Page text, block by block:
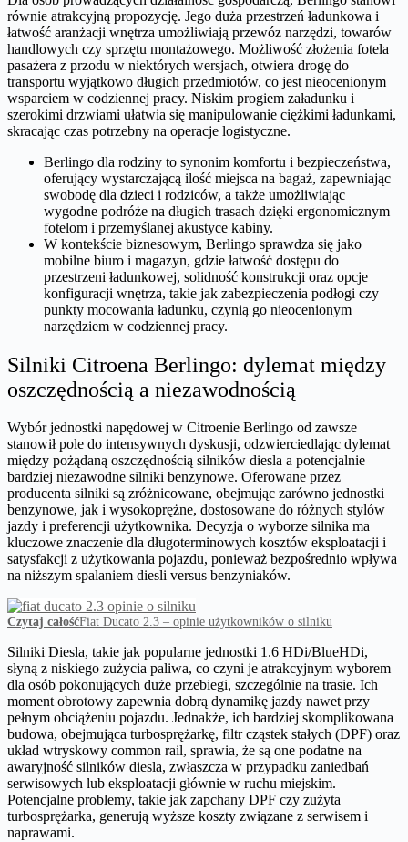
równie atrakcyjną propozycję. Jego duża przestrzeń ładunkowa i
łatwość aranżacji wnętrza umożliwiają przewóz narzędzi, towarów
handlowych czy sprzętu montażowego. Możliwość złożenia fotela
pasażera z przodu w niektórych wersjach, otwiera drogę do
transportu wyjątkowo długich przedmiotów, co jest nieocenionym
wsparciem w codziennej pracy. Niskim progiem załadunku i
szerokimi drzwiami ułatwia się manipulowanie ciężkimi ładunkami,
skracając czas potrzebny na operacje logistyczne.
Berlingo dla rodziny to synonim komfortu i bezpieczeństwa,
oferujący wystarczającą ilość miejsca na bagaż, zapewniając
swobodę dla dzieci i rodziców, a także umożliwiając
wygodne podróże na długich trasach dzięki ergonomicznym
fotelom i przemyślanej akustyce kabiny.
W kontekście biznesowym, Berlingo sprawdza się jako
mobilne biuro i magazyn, gdzie łatwość dostępu do
przestrzeni ładunkowej, solidność konstrukcji oraz opcje
konfiguracji wnętrza, takie jak zabezpieczenia podłogi czy
punkty mocowania ładunku, czynią go nieocenionym
narzędziem w codziennej pracy.
Silniki Citroena Berlingo: dylemat między
oszczędnością a niezawodnością
Wybór jednostki napędowej w Citroenie Berlingo od zawsze
stanowił pole do intensywnych dyskusji, odzwierciedlając dylemat
między pożądaną oszczędnością silników diesla a potencjalnie
bardziej niezawodne silniki benzynowe. Oferowane przez
producenta silniki są zróżnicowane, obejmując zarówno jednostki
benzynowe, jak i wysokoprężne, dostosowane do różnych stylów
jazdy i preferencji użytkownika. Decyzja o wyborze silnika ma
kluczowe znaczenie dla długoterminowych kosztów eksploatacji i
satysfakcji z użytkowania pojazdu, ponieważ bezpośrednio wpływa
na niższym spalaniem diesli versus benzyniaków.
Czytaj całośćFiat Ducato 2.3 – opinie użytkowników o silniku
Silniki Diesla, takie jak popularne jednostki 1.6 HDi/BlueHDi,
słyną z niskiego zużycia paliwa, co czyni je atrakcyjnym wyborem
dla osób pokonujących duże przebiegi, szczególnie na trasie. Ich
moment obrotowy zapewnia dobrą dynamikę jazdy nawet przy
pełnym obciążeniu pojazdu. Jednakże, ich bardziej skomplikowana
budowa, obejmująca turbosprężarkę, filtr cząstek stałych (DPF) oraz
układ wtryskowy common rail, sprawia, że są one podatne na
awaryjność silników diesla, zwłaszcza w przypadku zaniedbań
serwisowych lub eksploatacji głównie w ruchu miejskim.
Potencjalne problemy, takie jak zapchany DPF czy zużyta
turbosprężarka, generują wyższe koszty związane z serwisem i
naprawami.